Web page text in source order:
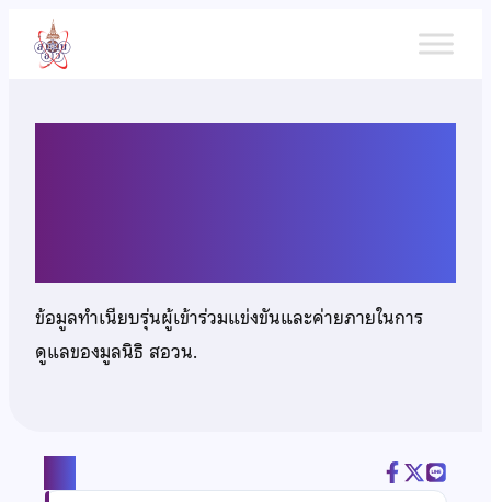
เนื้อหา
ข้อมูลทำเนียบรุ่นผู้เข้าร่วมแข่งขันและค่ายภายในการ
ดูแลของมูลนิธิ สอวน.